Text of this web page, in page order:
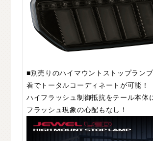
■別売りのハイマウントストップラン
着でトータルコーディネートが可能！
ハイフラッシュ制御抵抗をテール本体
フラッシュ現象の心配もなし！